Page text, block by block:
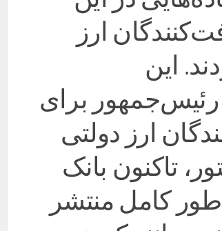
ارز
این
رئیس‌جمهور برای
ارز دولتی
تاکنون بانک
کامل منتشر